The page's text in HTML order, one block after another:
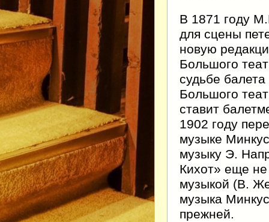
В 1871 году
для сцены
новую
Большого
судьбе балета
Большого
ставит
1902 году
музыке
музыку Э.
Кихот» еще
музыкой (B.
музыка
прежней.